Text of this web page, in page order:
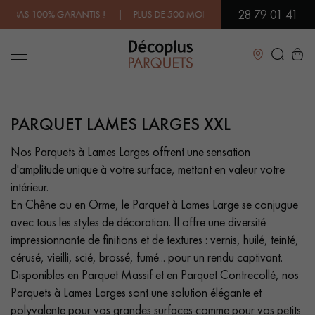
DE 500 MODÈLES EN SHOWROOM | DISPONIBILITÉ28 79 01 41
Fermer
LES RECHERCHES LES PLUS COURANTES
PARQUET MASSIF
PARQUET CONTRECOLLÉ -
SOL PLAQUÉ BOIS VERITABLES
PARQUETS À MOTIFS
TRADITIONNELS
PARQUET EN BOIS EXOTIQUE PARQUET VERNIS
PARQUET HUILÉ PARQUET EN BOIS BRUT
PARQUET LAMES LARGES XXL
Nos Parquets à Lames Larges offrent une sensation
d'amplitude unique à votre surface, mettant en valeur votre
intérieur.
En Chêne ou en Orme, le Parquet à Lames Large se conjugue
avec tous les styles de décoration. Il offre une diversité
impressionnante de finitions et de textures : vernis, huilé, teinté,
cérusé, vieilli, scié, brossé, fumé... pour un rendu captivant.
Disponibles en Parquet Massif et en Parquet Contrecollé, nos
Parquets à Lames Larges sont une solution élégante et
polyvalente pour vos grandes surfaces comme pour vos petits